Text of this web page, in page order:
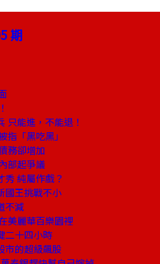
期
只能進，不能退！
指「黑吃黑」
務卻增加
部起爭議
秀 純屬作戲？
國王挑戰不小
不減
美麗華百樂園裡
二十四小時
市的超級飆股